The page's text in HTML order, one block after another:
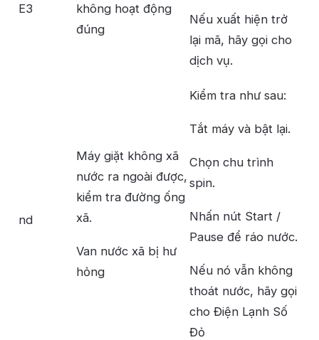
E3
không hoạt động
đúng
Nếu xuất hiện trở
lại mã, hãy gọi cho
dịch vụ.
nd
Máy giặt không xã
nước ra ngoài được,
kiểm tra đường ống
xã.
Van nước xã bị hư
hỏng
Kiểm tra như sau:
Tắt máy và bật lại.
Chọn chu trình
spin.
Nhấn nút Start /
Pause để ráo nước.
Nếu nó vẫn không
thoát nước, hãy gọi
cho Điện Lạnh Số
Đỏ